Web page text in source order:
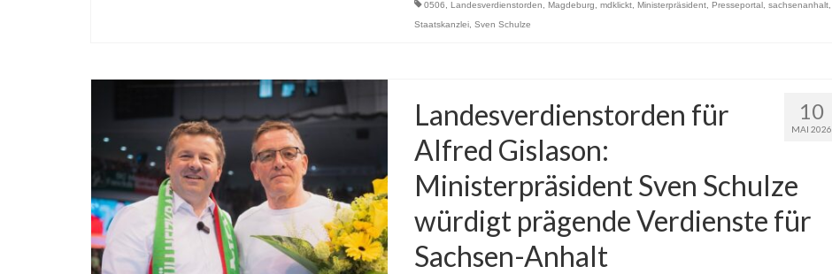
0506 Landesverdienstorden Magdeburg mdklickt, Ministerpräsident, Presseportal, sachsenanhalt,
Staatskanzlei, Sven Schulze
10
MAI 2026
Landesverdienstorden für
Alfred Gislason:
Ministerpräsident Sven Schulze
würdigt prägende Verdienste für
Sachsen-Anhalt